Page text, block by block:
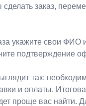
заказ,
укажите свои ФИО
подтверждение
так:
и оплаты.
проще вас найти.